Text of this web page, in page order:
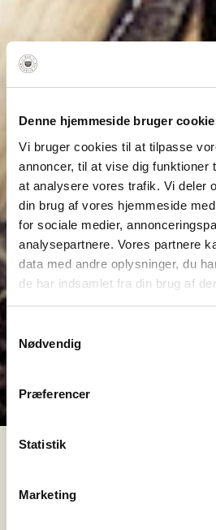
Denne hjemmeside bruger
Vi bruger cookies til at tilpasse
annoncer, til at vise dig funktioner
at analysere vores trafik. Vi deler
din brug af vores hjemmeside
for sociale medier,
analysepartnere. Vores partnere
data med andre oplysninger, du
de har indsamlet fra din brug af
Nødvendig
Præferencer
Statistik
Marketing
Natur, jagt og
Gratis materialer og aktiviteter
Til daginstitutioner,